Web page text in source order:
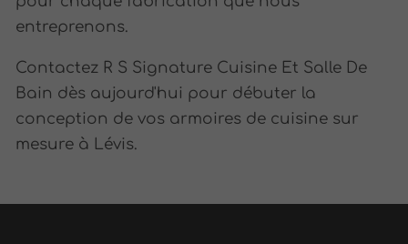
entreprenons.
Contactez R S Signature Cuisine Et Salle De
Bain dès aujourd'hui pour débuter la
conception de vos armoires de cuisine sur
mesure à Lévis.